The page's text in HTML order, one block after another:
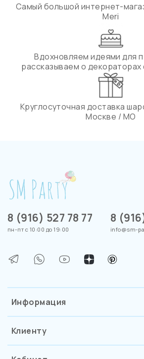
Самый большой интернет-
Meri
Вдохновляем идеями для
рассказываем о декораторах
Круглосуточная доставка
Москве / МО
Информация
Клиенту
8 (916) 527 78 77
пн-пт с 10:00 до 19:00
8
info@sm-